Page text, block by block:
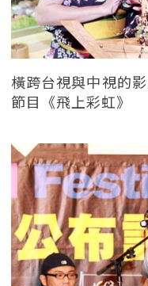
橫跨台視與中視的
節目《飛上彩虹》